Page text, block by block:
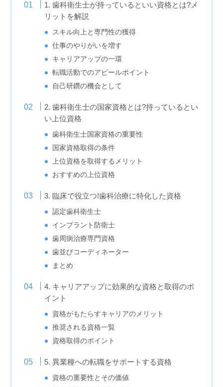
1. 歯科衛生士が持っているといい資格とは?メ
リットを解説
スキル向上と専門性の獲得
仕事のやりがいを増す
キャリアアップの一環
転職活動でのアピールポイント
自己研鑽の機会として
2. 歯科衛生士の国家資格とは?持っているとい
い上位資格
歯科衛生士国家資格の重要性
国家資格取得の条件
上位資格を取得するメリット
おすすめの上位資格
3. 臨床で役立つ!歯科治療に特化した資格
認定歯科衛生士
インプラント防衛士
歯周病治療専門資格
歯並びコーディネーター
まとめ
4. キャリアアップに効果的な資格と取得のポ
イント
資格がもたらすキャリアのメリット
推奨される資格一覧
資格取得のポイント
5. 異業種への転職をサポートする資格
資格の重要性とその価値